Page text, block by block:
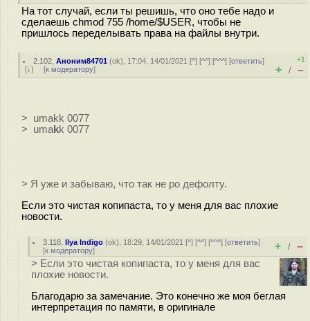
На тот случай, если ты решишь, что оно тебе надо и
сделаешь chmod 755 /home/$USER, чтобы не
пришлось переделывать права на файлы внутри.
2.102 ,Аноним84701 (ok), 17:04, 14/01/2021 [^] [^^] [^^^] [ответить]
[↓] [к модератору]
+1
+ / –
> umakk 0077
> umakk 0077
> Я уже и забываю, что так не ро дефолту.
Если это чистая копипаста, то у меня для вас плохие
новости.
3.118 ,Ilya Indigo (ok), 18:29, 14/01/2021 [^] [^^] [^^^] [ответить]
[к модератору] + / –
> Если это чистая копипаста, то у меня для вас
плохие новости.
Благодарю за замечание. Это конечно же моя беглая
интерпретация по памяти, в оригинале